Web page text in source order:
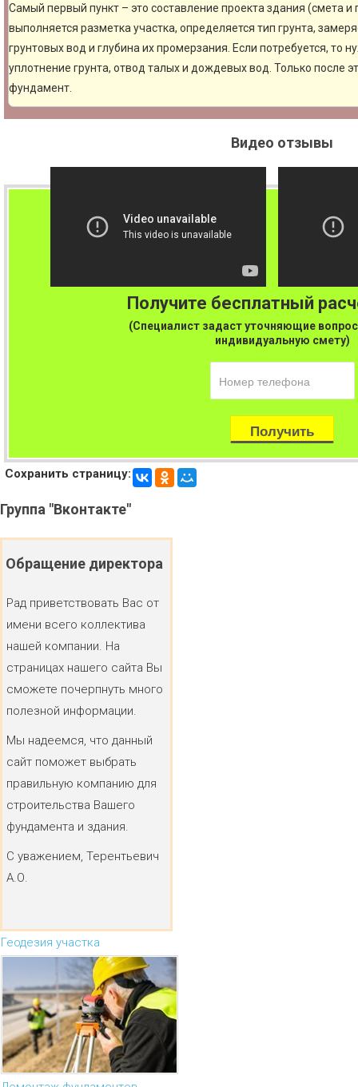
Самый первый пункт – это составление проекта здания (смета
выполняется разметка участка, определяется тип грунта,
грунтовых вод и глубина их промерзания. Если потребуется, то
уплотнение грунта, отвод талых и дождевых вод. Только после
фундамент.
Видео отзывы
Получите бесплатный
(Специалист задаст уточняющие
индивидуальную смету)
Сохранить страницу:
Группа "Вконтакте"
Обращение директора
Рад приветствовать Вас от
имени всего коллектива
нашей компании. На
страницах нашего сайта Вы
сможете почерпнуть много
полезной информации.
Мы надеемся, что данный
сайт поможет выбрать
правильную компанию для
строительства Вашего
фундамента и здания.
С уважением, Терентьевич
А.О.
Геодезия участка